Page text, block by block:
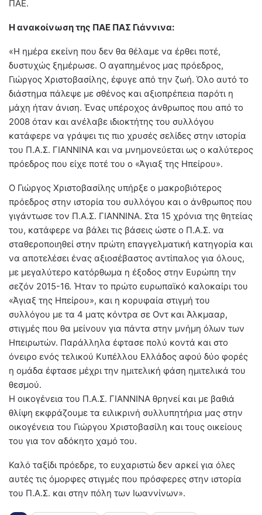
ΠΑΕ.
Η ανακοίνωση της ΠΑΕ ΠΑΣ Γιάννινα:
«Η ημέρα εκείνη που δεν θα θέλαμε να έρθει ποτέ,
δυστυχώς ξημέρωσε. Ο αγαπημένος μας πρόεδρος,
Γιώργος Χριστοβασίλης, έφυγε από την ζωή. Όλο αυτό το
διάστημα πάλεψε με σθένος και αξιοπρέπεια παρότι η
μάχη ήταν άνιση. Ένας υπέροχος άνθρωπος που από το
2008 όταν και ανέλαβε ιδιοκτήτης του συλλόγου
κατάφερε να γράψει τις πιο χρυσές σελίδες στην ιστορία
του Π.Α.Σ. ΓΙΑΝΝΙΝΑ και να μνημονεύεται ως ο καλύτερος
πρόεδρος που είχε ποτέ του ο «Άγιαξ της Ηπείρου».
Ο Γιώργος Χριστοβασίλης υπήρξε ο μακροβιότερος
πρόεδρος στην ιστορία του συλλόγου και ο άνθρωπος που
γιγάντωσε τον Π.Α.Σ. ΓΙΑΝΝΙΝΑ. Στα 15 χρόνια της θητείας
του, κατάφερε να βάλει τις βάσεις ώστε ο Π.Α.Σ. να
σταθεροποιηθεί στην πρώτη επαγγελματική κατηγορία και
να αποτελέσει ένας αξιοσέβαστος αντίπαλος για όλους,
με μεγαλύτερο κατόρθωμα η έξοδος στην Ευρώπη την
σεζόν 2015-16. Ήταν το πρώτο ευρωπαϊκό καλοκαίρι του
«Άγιαξ της Ηπείρου», και η κορυφαία στιγμή του
συλλόγου με τα 4 ματς κόντρα σε Οντ και Άλκμααρ,
στιγμές που θα μείνουν για πάντα στην μνήμη όλων των
Ηπειρωτών. Παράλληλα έφτασε πολύ κοντά και στο
όνειρο ενός τελικού Κυπέλλου Ελλάδος αφού δύο φορές
η ομάδα έφτασε μέχρι την ημιτελική φάση ημιτελικά του
θεσμού.
Η οικογένεια του Π.Α.Σ. ΓΙΑΝΝΙΝΑ θρηνεί και με βαθιά
θλίψη εκφράζουμε τα ειλικρινή συλλυπητήρια μας στην
οικογένεια του Γιώργου Χριστοβασίλη και τους οικείους
του για τον αδόκητο χαμό του.
Καλό ταξίδι πρόεδρε, το ευχαριστώ δεν αρκεί για όλες
αυτές τις όμορφες στιγμές που πρόσφερες στην ιστορία
του Π.Α.Σ. και στην πόλη των Ιωαννίνων».